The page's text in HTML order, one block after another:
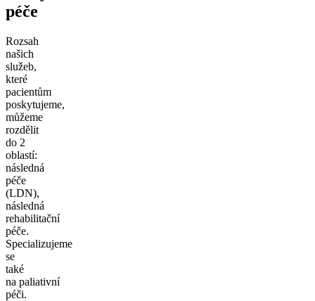
péče
Rozsah
našich
služeb,
které
pacientům
poskytujeme,
můžeme
rozdělit
do 2
oblastí:
následná
péče
(LDN),
následná
rehabilitační
péče.
Specializujeme
se
také
na paliativní
péči.